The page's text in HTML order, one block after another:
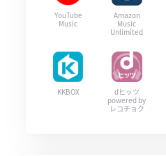
YouTube
Music
Amazon
Music
Unlimited
KKBOX
dヒッツ
powered by
レコチョク